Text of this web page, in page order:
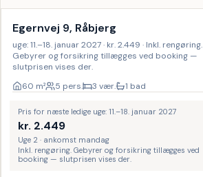
Egernvej 9, Råbjerg
uge: 11.–18. januar 2027 · kr. 2.449 · Inkl. rengøring.
Gebyrer og forsikring tillægges ved booking —
slutprisen vises der.
60 m² 5 pers. 3 vær. 1 bad
Pris for næste ledige uge: 11.–18. januar 2027
kr. 2.449
Uge 2 · ankomst mandag
Inkl. rengøring. Gebyrer og forsikring tillægges ved
booking — slutprisen vises der.